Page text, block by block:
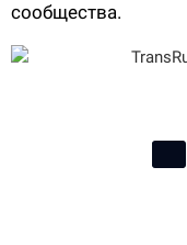
сообщества.